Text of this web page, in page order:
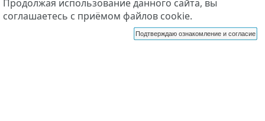
Продолжая использование данного сайта, вы
соглашаетесь с приёмом файлов cookie.
Подтверждаю ознакомление и согласие